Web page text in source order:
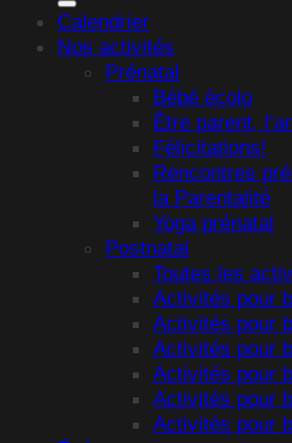
Calendrier
Nos activités
Prénatal
Bébé écolo
Être parent,
Félicitations!
Rencontres
la Parentalité
Yoga prénatal
Postnatal
Toutes les
Activités pour
Activités pour
Activités pour
Activités pour
Activités pour
Activités pour